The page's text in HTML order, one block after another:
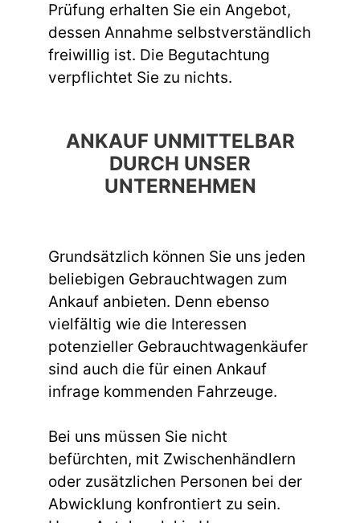
Prüfung erhalten Sie ein Angebot,
dessen Annahme selbstverständlich
freiwillig ist. Die Begutachtung
verpflichtet Sie zu nichts.
ANKAUF UNMITTELBAR
DURCH UNSER
UNTERNEHMEN
Grundsätzlich können Sie uns jeden
beliebigen Gebrauchtwagen zum
Ankauf anbieten. Denn ebenso
vielfältig wie die Interessen
potenzieller Gebrauchtwagenkäufer
sind auch die für einen Ankauf
infrage kommenden Fahrzeuge.
Bei uns müssen Sie nicht
befürchten, mit Zwischenhändlern
oder zusätzlichen Personen bei der
Abwicklung konfrontiert zu sein.